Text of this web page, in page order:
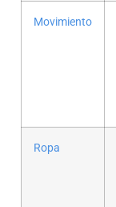
Movimiento
Ropa